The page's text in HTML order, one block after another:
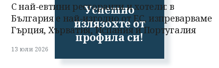
Успешно
излязохте от
профила си!
С най-евтини ресторанти и хотели: в
България е най-изгодно от ЕС, изпреварваме
Гърция, Хърватия, Испания и Португалия
13 юли 2026